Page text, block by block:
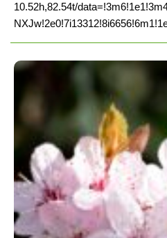
10.52h,82.54t/